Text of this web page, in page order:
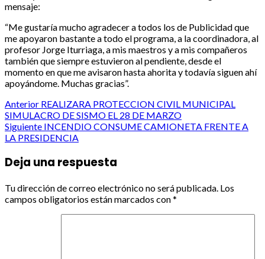
mensaje:
“Me gustaría mucho agradecer a todos los de Publicidad que
me apoyaron bastante a todo el programa, a la coordinadora, al
profesor Jorge Iturriaga, a mis maestros y a mis compañeros
también que siempre estuvieron al pendiente, desde el
momento en que me avisaron hasta ahorita y todavía siguen ahí
apoyándome. Muchas gracias”.
Post
navigation
Anterior REALIZARA PROTECCION CIVIL MUNICIPAL
SIMULACRO DE SISMO EL 28 DE MARZO
Siguiente INCENDIO CONSUME CAMIONETA FRENTE A
LA PRESIDENCIA
Deja una respuesta
Tu dirección de correo electrónico no será publicada. Los
campos obligatorios están marcados con*